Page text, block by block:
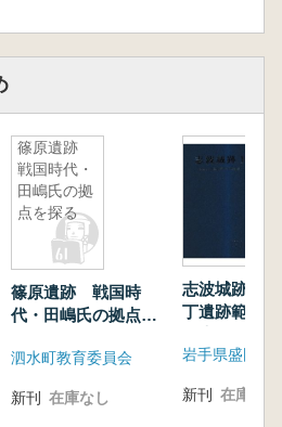
篠原遺跡
戦国時代・
田嶋氏の拠
点を探る
篠原遺跡 戦国時
代・田嶋氏の拠点を
泗水町教育委員会
新刊 在庫なし
志波城跡1
丁遺跡範囲
新刊 在庫なし